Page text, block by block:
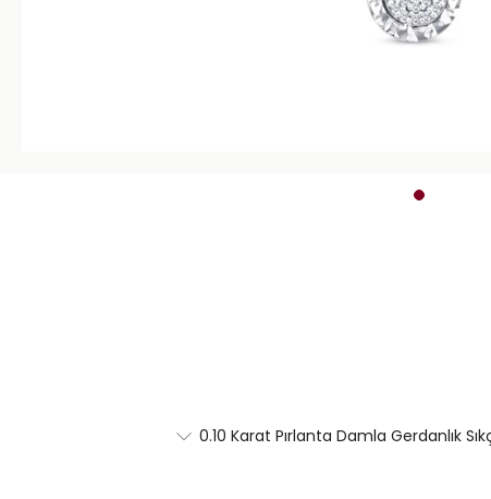
0.10 Karat Pırlanta Damla Gerdanlık